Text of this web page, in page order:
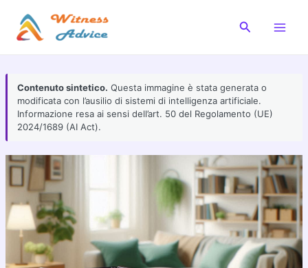
contenuto
Cerca
Contenuto sintetico. Questa immagine è stata generata o
modificata con l’ausilio di sistemi di intelligenza artificiale.
Informazione resa ai sensi dell’art. 50 del Regolamento (UE)
2024/1689 (AI Act).